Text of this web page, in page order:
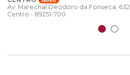
Av. Marechal Deodoro da Fonseca, 632
Centro - 89251-700